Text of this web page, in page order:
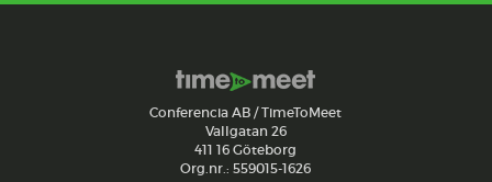
Conferencia AB / TimeToMeet
Vallgatan 26
411 16 Göteborg
Org.nr.: 559015-1626